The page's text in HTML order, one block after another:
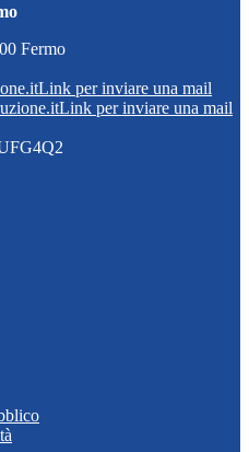
Fermo
Link per inviare una mail
Link per inviare una mail